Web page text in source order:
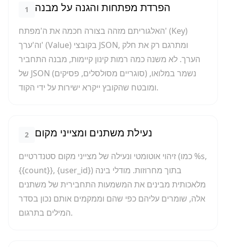
1 הפרדת מפתחות והגנה על מבנה
האלגוריתם מזהה בצורה חכמה את ה'מפתח' (Key)
וה'ערך' (Value) בקובצי JSON, ומתרגם רק את חלק
הערך. לא משנה כמה רמות קינון קיימות, מבנה התחביר
של JSON (סוגריים מסולסלים, פסיקים) נשמר במלואו,
ומובטח שהקובץ ייקרא ישירות על ידי הקוד.
2 נעילת משתנים ומצייני מקום
זיהוי אוטומטי ונעילה של מצייני מקום סטנדרטיים (כמו %s,
{{count}}, {user_id}) בתוך מחרוזות. מודלי בינה
מלאכותית מבינים את המשמעות התחבירית של משתנים
אלה, שומרים עליהם כפי שהם וממקמים אותם נכון בסדר
המילים בתרגום.